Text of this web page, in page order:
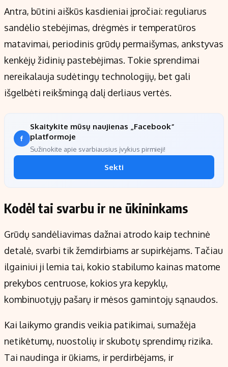
Antra, būtini aiškūs kasdieniai įpročiai: reguliarus
sandėlio stebėjimas, drėgmės ir temperatūros
matavimai, periodinis grūdų permaišymas, ankstyvas
kenkėjų židinių pastebėjimas. Tokie sprendimai
nereikalauja sudėtingų technologijų, bet gali
išgelbėti reikšmingą dalį derliaus vertės.
Skaitykite mūsų naujienas „Facebook“
platformoje
Sužinokite apie svarbiausius įvykius pirmieji!
Sekti
Kodėl tai svarbu ir ne ūkininkams
Grūdų sandėliavimas dažnai atrodo kaip techninė
detalė, svarbi tik žemdirbiams ar supirkėjams. Tačiau
ilgainiui ji lemia tai, kokio stabilumo kainas matome
prekybos centruose, kokios yra kepyklų,
kombinuotųjų pašarų ir mėsos gamintojų sąnaudos.
Kai laikymo grandis veikia patikimai, sumažėja
netikėtumų, nuostolių ir skubotų sprendimų rizika.
Tai naudinga ir ūkiams, ir perdirbėjams, ir